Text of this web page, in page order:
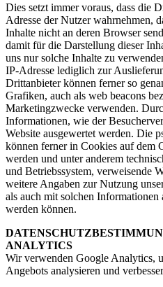
Dies setzt immer voraus, dass die
Adresse der Nutzer wahrnehmen,
Inhalte nicht an deren Browser
damit für die Darstellung dieser
uns nur solche Inhalte zu
IP-Adresse lediglich zur
Drittanbieter können ferner so
Grafiken, auch als web beacons
Marketingzwecke verwenden.
Informationen, wie der
Website ausgewertet werden. Die
können ferner in Cookies auf dem
werden und unter anderem
und Betriebssystem, verweisende
weitere Angaben zur Nutzung
als auch mit solchen Informationen
werden können.
ANALYTICS
Wir verwenden Google Analytics,
Angebots analysieren und